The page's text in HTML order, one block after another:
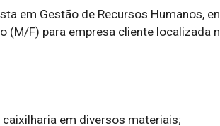
em Gestão de Recursos Humanos,
(M/F) para empresa cliente localizada
em diversos materiais;